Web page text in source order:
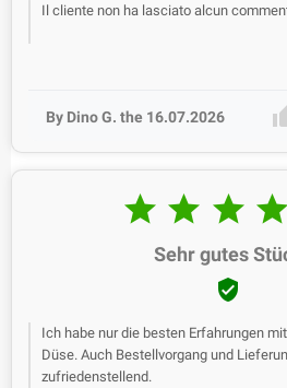
Il cliente non ha lasciato alcun
By Dino G. the 16.07.2026
   
Sehr gutes

Ich habe nur die besten Erfahrungen
Düse. Auch Bestellvorgang und
zufriedenstellend.